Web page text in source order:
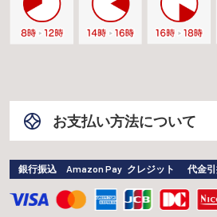
お支払い方法について
銀行振込 Amazon Pay クレジット 代金